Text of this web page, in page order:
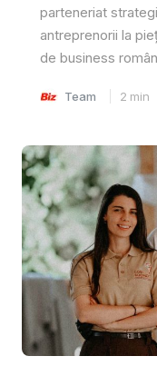
parteneriat
antreprenorii la
de business
Team 2 min